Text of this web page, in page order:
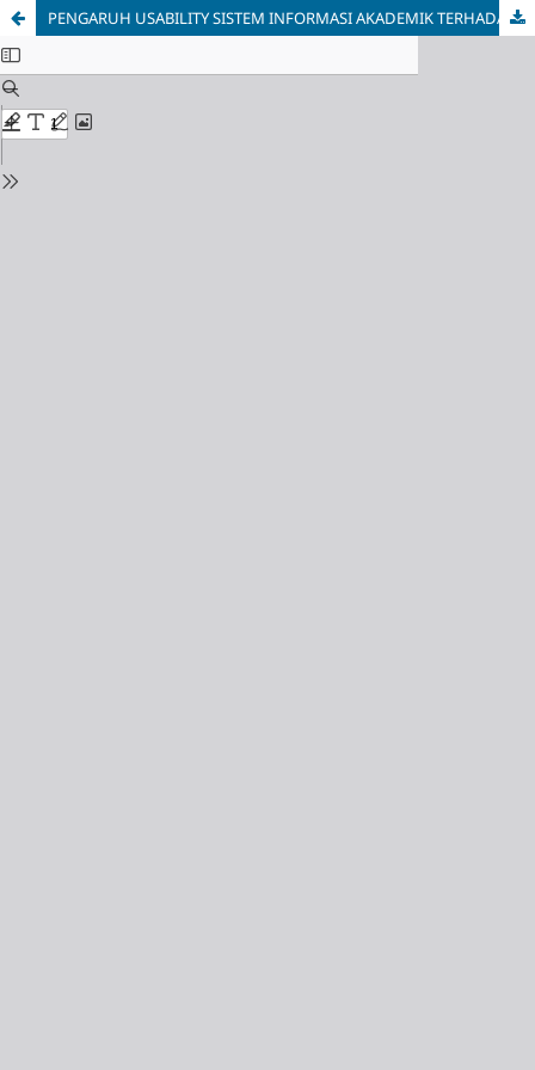
PENGARUH USABILITY SISTEM INFORMASI AKADEMIK TERHADAP KEPUASAN PENGGUNA MAHASISWA DAN PENYAJIAN INFORMASI UNIVERSITAS MULIA